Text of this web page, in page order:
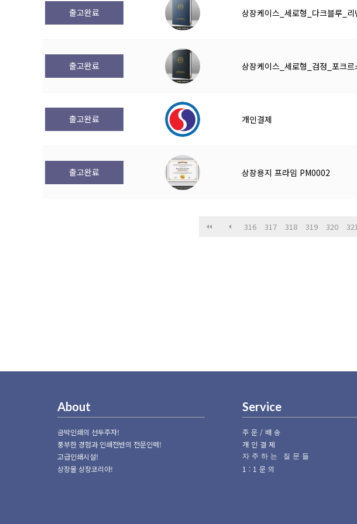
출고완료 상장케이스_세로형_다크블루_
출고완료 상장케이스_세로형_검정_포크
출고완료 개인결제
출고완료 상장용지 프라임 PM0002
316 317 318 319 320
다음 맨끝
About
금박인쇄의 선두주자!
풍부한 경험과 인쇄전반의 전문인력!
고급인쇄시설!
상장몰 상장코리아!
Service
주문/배송
개인결제
자주하는 질문들
1:1문의